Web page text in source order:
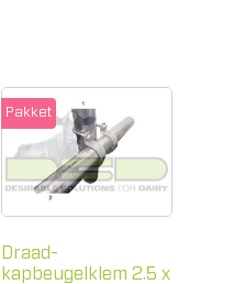
Draad-
kapbeugelklem 2.5 x
Pakket